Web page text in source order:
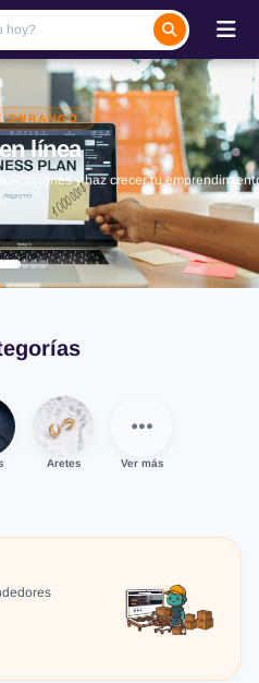
DURANGO
línea
y haz crecer tu
Aretes Ver más